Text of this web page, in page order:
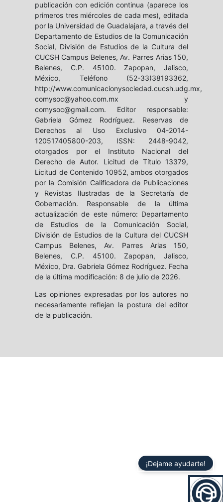
publicación con edición continua (aparece los
primeros tres miércoles de cada mes), editada
por la Universidad de Guadalajara, a través del
Departamento de Estudios de la Comunicación
Social, División de Estudios de la Cultura del
CUCSH Campus Belenes, Av. Parres Arias 150,
Belenes, C.P. 45100. Zapopan, Jalisco,
México, Teléfono (52-33)38193362,
http://www.comunicacionysociedad.cucsh.udg.mx,
comysoc@yahoo.com.mx y
comysoc@gmail.com. Editor responsable:
Gabriela Gómez Rodríguez. Reservas de
Derechos al Uso Exclusivo 04-2014-
120517405800-203, ISSN: 2448-9042,
otorgados por el Instituto Nacional del
Derecho de Autor. Licitud de Título 13379,
Licitud de Contenido 10952, ambos otorgados
por la Comisión Calificadora de Publicaciones
y Revistas Ilustradas de la Secretaría de
Gobernación. Responsable de la última
actualización de este número: Departamento
de Estudios de la Comunicación Social,
División de Estudios de la Cultura del CUCSH
Campus Belenes, Av. Parres Arias 150,
Belenes, C.P. 45100. Zapopan, Jalisco,
México, Dra. Gabriela Gómez Rodríguez. Fecha
de la última modificación: 8 de julio de 2026.
Las opiniones expresadas por los autores no
necesariamente reflejan la postura del editor
de la publicación.
¡Dejame ayudarte!